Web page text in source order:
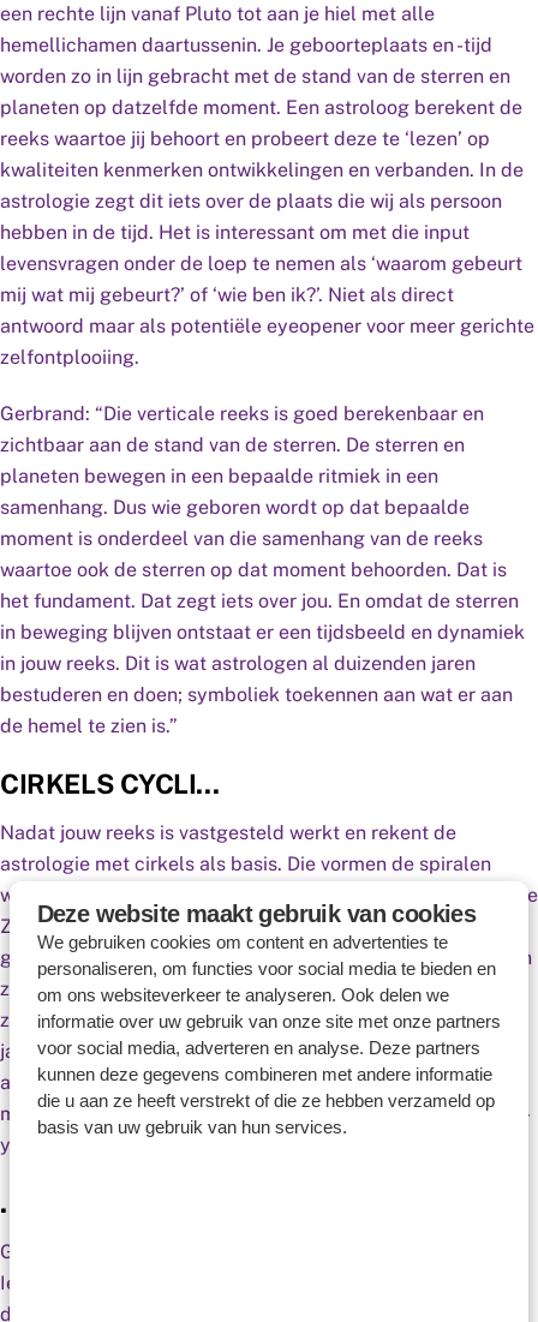
Deze website maakt gebruik van cookies
We gebruiken cookies om content en advertenties te
personaliseren, om functies voor social media te bieden en
om ons websiteverkeer te analyseren. Ook delen we
informatie over uw gebruik van onze site met onze partners
voor social media, adverteren en analyse. Deze partners
kunnen deze gegevens combineren met andere informatie
die u aan ze heeft verstrekt of die ze hebben verzameld op
basis van uw gebruik van hun services.
een rechte lijn vanaf Pluto tot aan je hiel met alle
hemellichamen daartussenin. Je geboorteplaats en -tijd
worden zo in lijn gebracht met de stand van de sterren en
planeten op datzelfde moment. Een astroloog berekent de
reeks waartoe jij behoort en probeert deze te ‘lezen’ op
kwaliteiten kenmerken ontwikkelingen en verbanden. In de
astrologie zegt dit iets over de plaats die wij als persoon
hebben in de tijd. Het is interessant om met die input
levensvragen onder de loep te nemen als ‘waarom gebeurt
mij wat mij gebeurt?’ of ‘wie ben ik?’. Niet als direct
antwoord maar als potentiële eyeopener voor meer gerichte
zelfontplooiing.
Gerbrand: “Die verticale reeks is goed berekenbaar en
zichtbaar aan de stand van de sterren. De sterren en
planeten bewegen in een bepaalde ritmiek in een
samenhang. Dus wie geboren wordt op dat bepaalde
moment is onderdeel van die samenhang van de reeks
waartoe ook de sterren op dat moment behoorden. Dat is
het fundament. Dat zegt iets over jou. En omdat de sterren
in beweging blijven ontstaat er een tijdsbeeld en dynamiek
in jouw reeks. Dit is wat astrologen al duizenden jaren
bestuderen en doen; symboliek toekennen aan wat er aan
de hemel te zien is.”
CIRKELS CYCLI…
Nadat jouw reeks is vastgesteld werkt en rekent de
astrologie met cirkels als basis. Die vormen de spiralen
waarin we cirkelgewijs groeien. We draaien in een jaar om de
Zon dan zijn we fysiek een jaar ouder en een jaar wijzer. Zo
groeien we. Er zijn talloze cycli te duiden hemellichamen en
zaken die in verhouding tot elkaar cirkelen. Sommige cycli
zijn kort andere lang. De Maan heeft een maand de Zon een
jaar Jupiter 12 jaar Saturnus 28 jaar. Saturnus heeft
astrologisch de symboliek van structureren en conserveren
meegekregen. Saturnus is tijd. Daar komt zelfs onze ‘seven-
year itch’ vandaan.
…EN DE 7-YEAR ITCH
Gerbrand: “Ga maar na; je wilt elke zeven jaar iets anders.
Iedereen maakt dit mee. Tot je 7de word je vooral mobiel
daarna leer je verantwoordelijkheden kennen als school en